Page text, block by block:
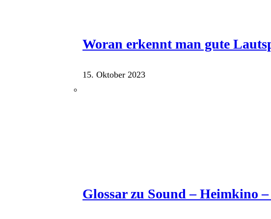
Woran erkennt man gute
15. Oktober 2023
Glossar zu Sound – Heimkino